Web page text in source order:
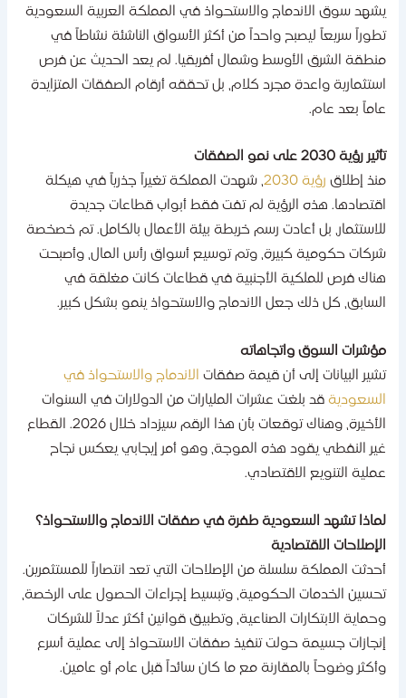
سوق الاندماج والاستحواذ في المملكة العربية السعودية
سريعاً ليصبح واحداً من أكثر الأسواق الناشئة نشاطاً في
الشرق الأوسط وشمال أفريقيا. لم يعد الحديث عن فرص
واعدة مجرد كلام، بل تحققه أرقام الصفقات المتزايدة
بعد عام.
رؤية 2030 على نمو الصفقات
إطلاقرؤية 2030
، شهدت المملكة تغيراً جذرياً في هيكلة
هذه الرؤية لم تفت فقط أبواب قطاعات جديدة
بل أعادت رسم خريطة بيئة الأعمال بالكامل. تم خصخصة
حكومية كبيرة، وتم توسيع أسواق رأس المال، وأصبحت
فرص للملكية الأجنبية في قطاعات كانت مغلقة في
كل ذلك جعل الاندماج والاستحواذ ينمو بشكل كبير.
السوق واتجاهاته
البيانات إلى أن قيمة صفقاتالاندماج والاستحواذ في
قد بلغت عشرات المليارات من الدولارات في السنوات
الأخيرة، وهناك توقعات بأن هذا الرقم سيزداد خلال 2026. القطاع
النفطي يقود هذه الموجة، وهو أمر إيجابي يعكس نجاح
التنويع الاقتصادي.
تشهد السعودية طفرة في صفقات الاندماج والاستحواذ؟
الاقتصادية
المملكة سلسلة من الإصلاحات التي تعد انتصاراً للمستثمرين.
الخدمات الحكومية، وتبسيط إجراءات الحصول على الرخصة،
الابتكارات الصناعية، وتطبيق قوانين أكثر عدلاً للشركات
جسيمة حولت تنفيذ صفقات الاستحواذ إلى عملية أسرع
وضوحاً بالمقارنة مع ما كان سائداً قبل عام أو عامين.